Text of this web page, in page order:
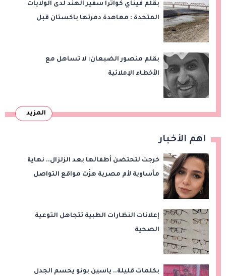
بقلم فيناي كواترا سفير الهند لدى الولايات
المتحدة : معاهدة دمرتها باكستان قبل
بقلم منصور الضبعان: لا تساهل مع
الأخطاء الإملائية
المزيد
اهم الأخبار
خرجت لتحتضن أطفالها بعد الزلزال.. نهاية
مأساوية لأم مصرية هزّت مواقع التواصل
إعلانات النظارات الطبية تتجاهل التوعية
الصحية
بكلمات قليلة.. ياسين بونو يحسم الجدل